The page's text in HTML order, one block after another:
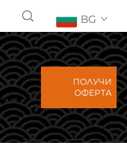
BG
ПОЛУЧИ
ОФЕРТА